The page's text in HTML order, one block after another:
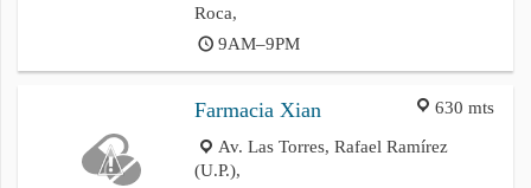
Roca,
9AM–9PM
630 mts
Farmacia Xian
Av. Las Torres, Rafael Ramírez
(U.P.),